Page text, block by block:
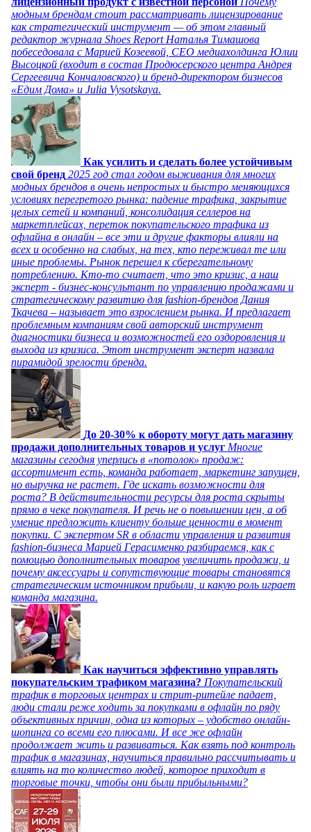
модным брендам стоит рассматривать лицензирование
как стратегический инструмент — об этом главный
редактор журнала Shoes Report Наталья Тимашова
побеседовала с Марией Козеевой, СЕО медиахолдинга Юлии
Высоцкой (входит в состав Продюсерского центра Андрея
Сергеевича Кончаловского) и бренд-директором бизнесов
«Едим Дома» и Julia Vysotskaya.
Как усилить и сделать более устойчивым
свой бренд 2025 год стал годом выживания для многих
модных брендов в очень непростых и быстро меняющихся
условиях перегретого рынка: падение трафика, закрытие
целых сетей и компаний, консолидация селлеров на
маркетплейсах, переток покупательского трафика из
офлайна в онлайн – все эти и другие факторы влияли на
всех и особенно на слабых, на тех, кто переживал те или
иные проблемы. Рынок перешел к сберегательному
потреблению. Кто-то считает, что это кризис, а наш
эксперт - бизнес-консультант по управлению продажами и
стратегическому развитию для fashion-брендов Дания
Ткачева – называет это взрослением рынка. И предлагает
проблемным компаниям свой авторский инструмент
диагностики бизнеса и возможностей его оздоровления и
выхода из кризиса. Этот инструмент эксперт назвала
пирамидой зрелости бренда.
До 20-30% к обороту могут дать магазину
продажи дополнительных товаров и услуг Многие
магазины сегодня уперлись в «потолок» продаж:
ассортимент есть, команда работает, маркетинг запущен,
но выручка не растет. Где искать возможности для
роста? В действительности ресурсы для роста скрыты
прямо в чеке покупателя. И речь не о повышении цен, а об
умение предложить клиенту больше ценности в момент
покупки. С экспертом SR в области управления и развития
fashion-бизнеса Марией Герасименко разбираемся, как с
помощью дополнительных товаров увеличить продажи, и
почему аксессуары и сопутствующие товары становятся
стратегическим источником прибыли, и какую роль играет
команда магазина.
Как научиться эффективно управлять
покупательским трафиком магазина? Покупательский
трафик в торговых центрах и стрит-ритейле падает,
люди стали реже ходить за покупками в офлайн по ряду
объективных причин, одна из которых – удобство онлайн-
шопинга со всеми его плюсами. И все же офлайн
продолжает жить и развиваться. Как взять под контроль
трафик в магазинах, научиться правильно рассчитывать и
влиять на то количество людей, которое приходит в
торговые точки, чтобы они были прибыльными?